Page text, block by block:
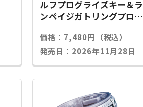
ルフプログライズキー＆ラ
ンペイジガトリングプログ
価格：7,480円（税込）
発売日：2026年11月28日